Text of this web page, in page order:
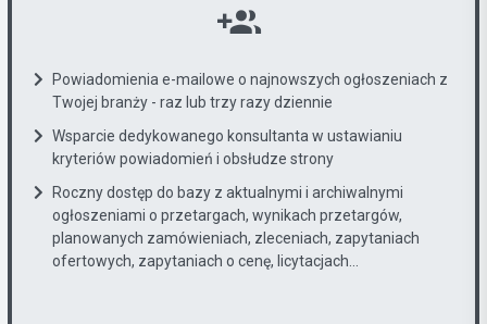
Powiadomienia e-mailowe o najnowszych ogłoszeniach z
Twojej branży - raz lub trzy razy dziennie
Wsparcie dedykowanego konsultanta w ustawianiu
kryteriów powiadomień i obsłudze strony
Roczny dostęp do bazy z aktualnymi i archiwalnymi
ogłoszeniami o przetargach, wynikach przetargów,
planowanych zamówieniach, zleceniach, zapytaniach
ofertowych, zapytaniach o cenę, licytacjach...